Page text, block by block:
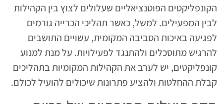
הקונפליקטים הפוטנציאליים שעלולים לצוץ בין הקהילות
לבין המפעילים. למשל, כאשר תהליכי הכרייה גורמים
לפגיעה באיכות הסביבה המקומית, עשויים התושבים
להרגיש מתוסכלים ולהתנגד לפעילויות. על מנת למנוע
קונפליקטים, יש לערב את הקהילות המקומיות בתהליכים
קבלת ההחלטות ולהציע פתרונות שיכולים להועיל לכולם.